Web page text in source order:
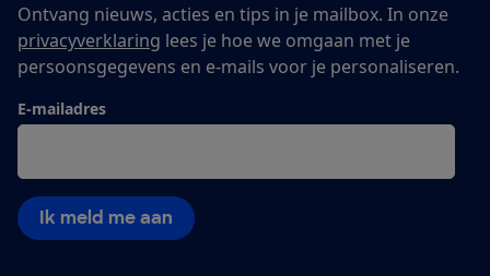
Ontvang nieuws, acties en tips in je mailbox. In onze
privacyverklaring lees je hoe we omgaan met je
persoonsgegevens en e-mails voor je personaliseren.
E-mailadres
Ik meld me aan